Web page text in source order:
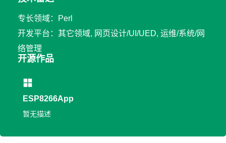
专长领域：Perl
开发平台：其它领域, 网页设计/UI/UED, 运维/系统/网
络管理
开源作品
ESP8266App
暂无描述